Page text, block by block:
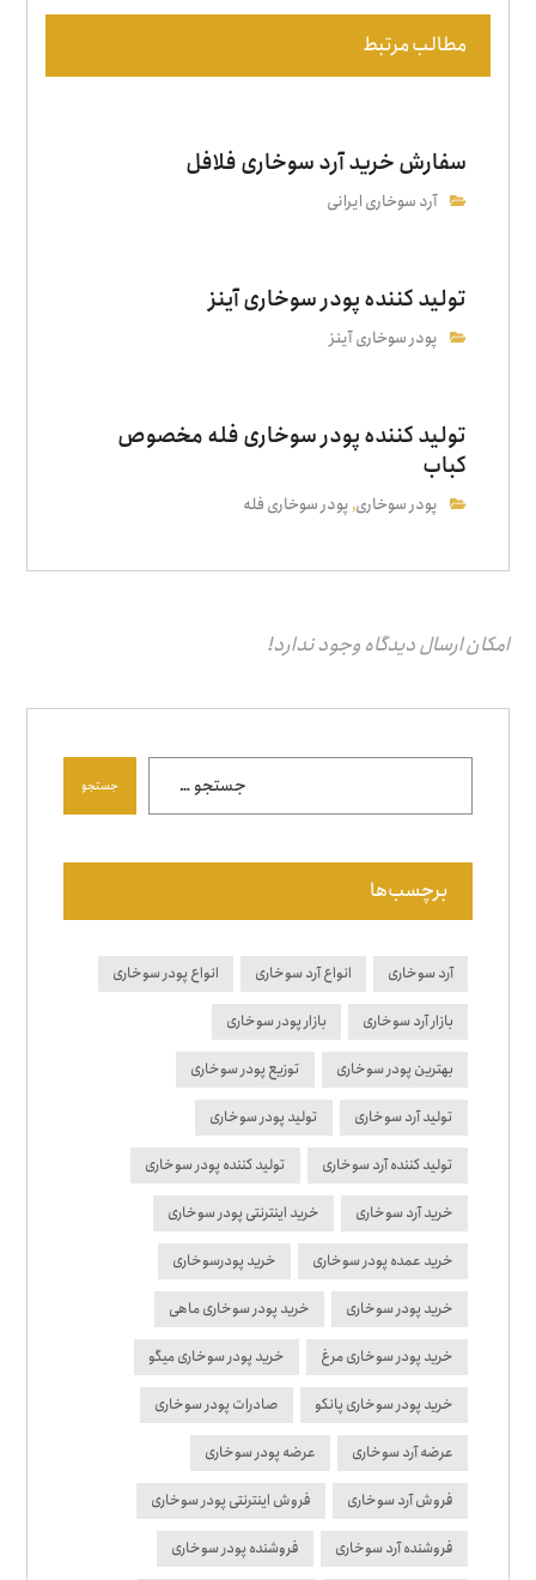
مطالب مرتبط
سفارش خرید آرد سوخاری فلافل
آرد سوخاری ایرانی
تولید کننده پودر سوخاری آینز
پودر سوخاری آینز
تولید کننده پودر سوخاری فله مخصوص
کباب
پودر سوخاری,پودر سوخاری فله
امکان ارسال دیدگاه وجود ندارد!
جستجو
برچسب‌ها
آرد سوخاری انواع آرد سوخاری انواع پودر سوخاری
بازار آرد سوخاری بازار پودر سوخاری
بهترین پودر سوخاری توزیع پودر سوخاری
تولید آرد سوخاری تولید پودر سوخاری
تولید کننده آرد سوخاری تولید کننده پودر سوخاری
خرید آرد سوخاری خرید اینترنتی پودر سوخاری
خرید عمده پودر سوخاری خرید پودرسوخاری
خرید پودر سوخاری خرید پودر سوخاری ماهی
خرید پودر سوخاری مرغ خرید پودر سوخاری میگو
خرید پودر سوخاری پانکو صادرات پودر سوخاری
عرضه آرد سوخاری عرضه پودر سوخاری
فروش آرد سوخاری فروش اینترنتی پودر سوخاری
فروشنده آرد سوخاری فروشنده پودر سوخاری